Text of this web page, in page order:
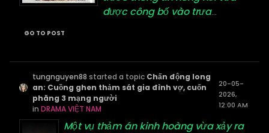
được công bố vào trưa...
GO TO POST
tungnguyen88 started a topic Chấn động long
an: Cuồng ghen thảm sát gia đình vợ, cuốn
phăng 3 mạng người
in DRAMA VIỆT NAM
20-05-
2026,
12:00 AM
Một vụ thảm án kinh hoàng vừa xảy ra